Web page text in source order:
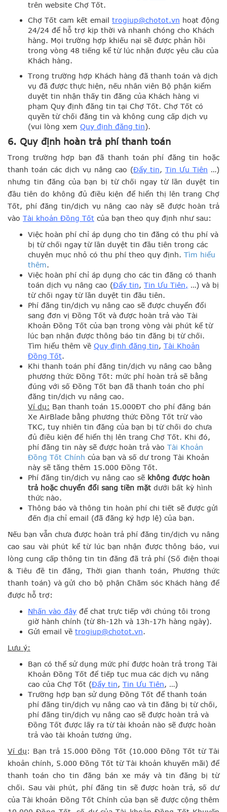
trên website Chợ Tốt.
Chợ Tốt cam kết email trogiup@chotot.vn hoạt động
24/24 để hỗ trợ kịp thời và nhanh chóng cho Khách
hàng. Mọi trường hợp khiếu nại sẽ được phản hồi
trong vòng 48 tiếng kể từ lúc nhận được yêu cầu của
Khách hàng.
Trong trường hợp Khách hàng đã thanh toán và dịch
vụ đã được thực hiện, nếu nhân viên Bộ phận kiểm
duyệt tin nhận thấy tin đăng của Khách hàng vi
phạm Quy định đăng tin tại Chợ Tốt. Chợ Tốt có
quyền từ chối đăng tin và không cung cấp dịch vụ
(vui lòng xem Quy định đăng tin).
6. Quy định hoàn trả phí thanh toán
Trong trường hợp bạn đã thanh toán phí đăng tin hoặc
thanh toán các dịch vụ nâng cao (Đẩy tin, Tin Ưu Tiên …)
nhưng tin đăng của bạn bị từ chối ngay từ lần duyệt tin
đầu tiên do không đủ điều kiện để hiển thị lên trang Chợ
Tốt, phí đăng tin/dịch vụ nâng cao này sẽ được hoàn trả
vào Tài khoản Đồng Tốt của bạn theo quy định như sau:
Việc hoàn phí chỉ áp dụng cho tin đăng có thu phí và
bị từ chối ngay từ lần duyệt tin đầu tiên trong các
chuyên mục nhỏ có thu phí theo quy định. Tìm hiểu
thêm.
Việc hoàn phí chỉ áp dụng cho các tin đăng có thanh
toán dịch vụ nâng cao (Đẩy tin, Tin Ưu Tiên, …) và bị
từ chối ngay từ lần duyệt tin đầu tiên.
Phí đăng tin/dịch vụ nâng cao sẽ được chuyển đổi
sang đơn vị Đồng Tốt và được hoàn trả vào Tài
Khoản Đồng Tốt của bạn trong vòng vài phút kể từ
lúc bạn nhận được thông báo tin đăng bị từ chối.
Tìm hiểu thêm về Quy định đăng tin, Tài Khoản
Đồng Tốt.
Khi thanh toán phí đăng tin/dịch vụ nâng cao bằng
phương thức Đồng Tốt: mức phí hoàn trả sẽ bằng
đúng với số Đồng Tốt bạn đã thanh toán cho phí
đăng tin/dịch vụ nâng cao.
Ví dụ: Bạn thanh toán 15.000ĐT cho phí đăng bán
Xe AirBlade bằng phương thức Đồng Tốt trừ vào
TKC, tuy nhiên tin đăng của bạn bị từ chối do chưa
đủ điều kiện để hiển thị lên trang Chợ Tốt. Khi đó,
phí đăng tin này sẽ được hoàn trả vào Tài Khoản
Đồng Tốt Chính của bạn và số dư trong Tài Khoản
này sẽ tăng thêm 15.000 Đồng Tốt.
Phí đăng tin/dịch vụ nâng cao sẽ không được hoàn
trả hoặc chuyển đổi sang tiền mặt dưới bất kỳ hình
thức nào.
Thông báo và thông tin hoàn phí chi tiết sẽ được gửi
đến địa chỉ email (đã đăng ký hợp lệ) của bạn.
Nếu bạn vẫn chưa được hoàn trả phí đăng tin/dịch vụ nâng
cao sau vài phút kể từ lúc bạn nhận được thông báo, vui
lòng cung cấp thông tin tin đăng đã trả phí (Số điện thoại
& Tiêu đề tin đăng, Thời gian thanh toán, Phương thức
thanh toán) và gửi cho bộ phận Chăm sóc Khách hàng để
được hỗ trợ:
Nhấn vào đây để chat trực tiếp với chúng tôi trong
giờ hành chính (từ 8h-12h và 13h-17h hàng ngày).
Gửi email về trogiup@chotot.vn.
Lưu ý:
Bạn có thể sử dụng mức phí được hoàn trả trong Tài
Khoản Đồng Tốt để tiếp tục mua các dịch vụ nâng
cao của Chợ Tốt (Đẩy tin, Tin Ưu Tiên, …)
Trường hợp bạn sử dụng Đồng Tốt để thanh toán
phí đăng tin/dịch vụ nâng cao và tin đăng bị từ chối,
phí đăng tin/dịch vụ nâng cao sẽ được hoàn trả và
Đồng Tốt được lấy ra từ tài khoản nào sẽ được hoàn
trả vào tài khoản tương ứng.
Ví dụ: Bạn trả 15.000 Đồng Tốt (10.000 Đồng Tốt từ Tài
khoản chính, 5.000 Đồng Tốt từ Tài khoản khuyến mãi) để
thanh toán cho tin đăng bán xe máy và tin đăng bị từ
chối. Sau vài phút, phí đăng tin sẽ được hoàn trả, số dư
của Tài khoản Đồng Tốt Chính của bạn sẽ được cộng thêm